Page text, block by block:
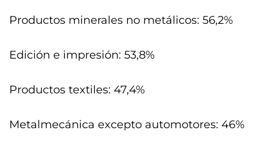
Productos minerales no metálicos: 56,2%
Edición e impresión: 53,8%
Productos textiles: 47,4%
Metalmecánica excepto automotores: 46%